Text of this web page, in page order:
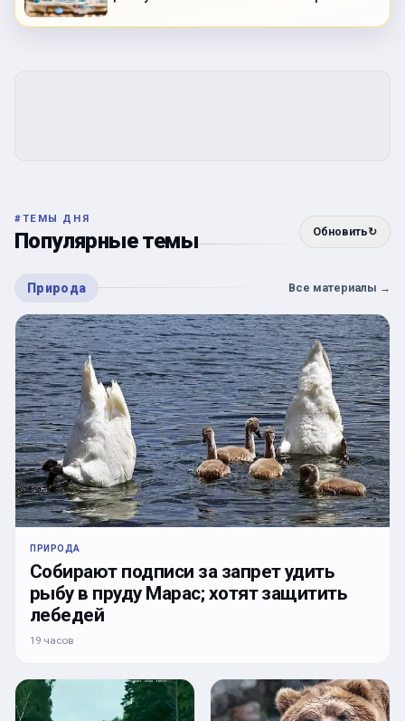
#ТЕМЫ ДНЯ
Популярные темы Обновить↻
Природа Все материалы →
ПРИРОДА
Собирают подписи за запрет удить
рыбу в пруду Марас; хотят защитить
лебедей
19 часов